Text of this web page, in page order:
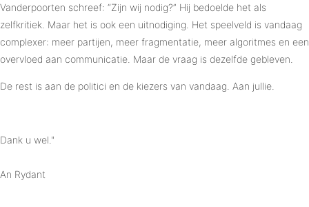
Vanderpoorten schreef: “Zijn wij nodig?” Hij bedoelde het als
zelfkritiek. Maar het is ook een uitnodiging. Het speelveld is vandaag
complexer: meer partijen, meer fragmentatie, meer algoritmes en een
overvloed aan communicatie. Maar de vraag is dezelfde gebleven.
De rest is aan de politici en de kiezers van vandaag. Aan jullie.
Dank u wel."
An Rydant